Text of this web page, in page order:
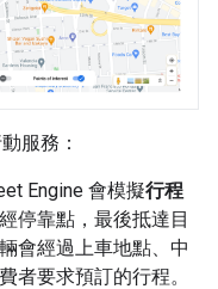
服務：
Engine 會模擬行程
停靠點，最後抵達目
會經過上車地點、中
者要求預訂的行程。